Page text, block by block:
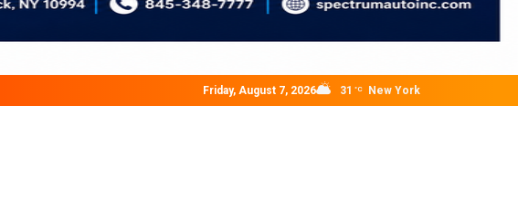
Friday, August 7, 2026 31 °C New York